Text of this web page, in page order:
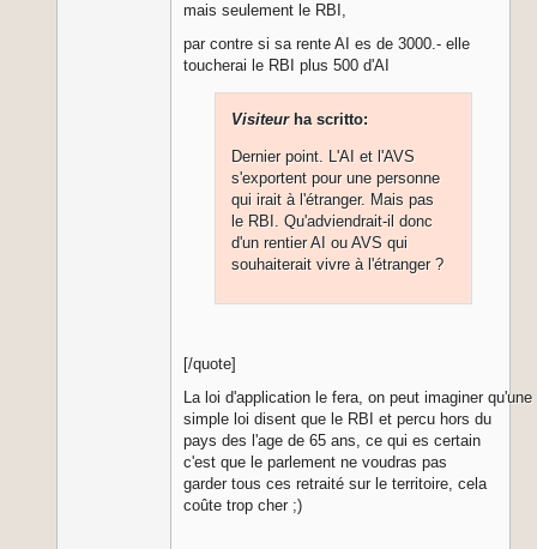
mais seulement le RBI,
par contre si sa rente AI es de 3000.- elle
toucherai le RBI plus 500 d'AI
Visiteurha scritto:
Dernier point. L'AI et l'AVS
s'exportent pour une personne
qui irait à l'étranger. Mais pas
le RBI. Qu'adviendrait-il donc
d'un rentier AI ou AVS qui
souhaiterait vivre à l'étranger ?
[/quote]
La loi d'application le fera, on peut imaginer qu'une
simple loi disent que le RBI et percu hors du
pays des l'age de 65 ans, ce qui es certain
c'est que le parlement ne voudras pas
garder tous ces retraité sur le territoire, cela
coûte trop cher ;)